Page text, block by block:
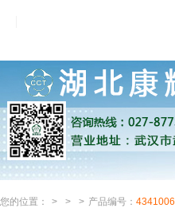
您的位置： > > > 产品编号： 4341006